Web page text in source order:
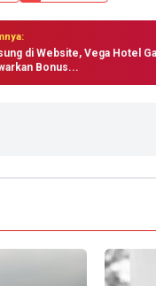
di Website, Vega Hotel
Bonus...